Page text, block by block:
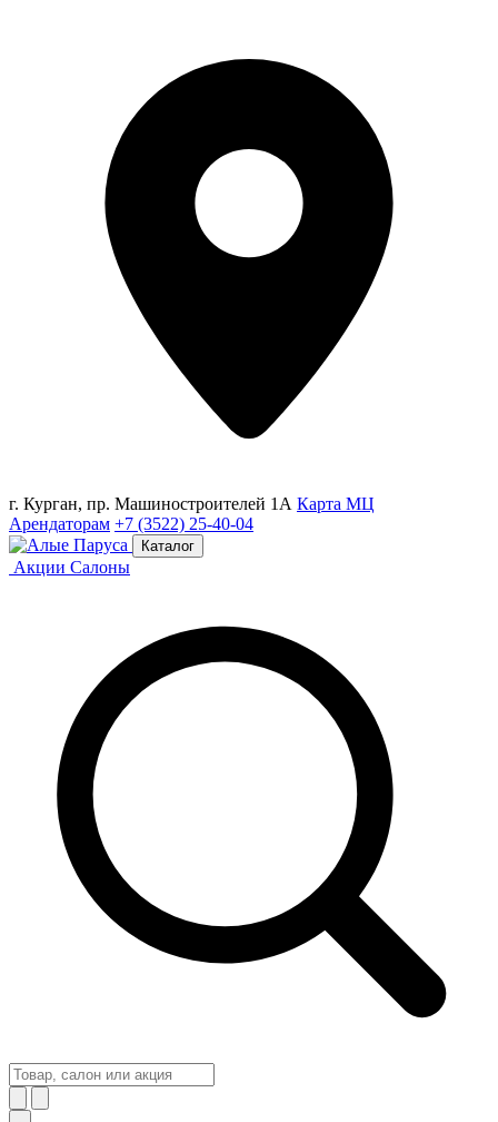
г. Курган, пр. Машиностроителей 1А Карта МЦ
Арендаторам +7 (3522) 25-40-04
Каталог
Акции Салоны